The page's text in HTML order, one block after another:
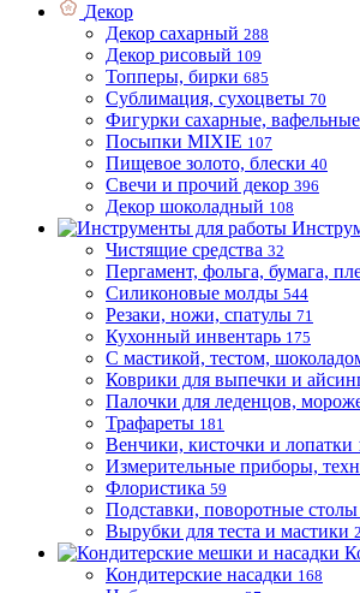
Декор
Декор сахарный 288
Декор рисовый 109
Топперы, бирки 685
Сублимация, сухоцветы 70
Фигурки сахарные, вафельные
Посыпки MIXIE 107
Пищевое золото, блески 40
Свечи и прочий декор 396
Декор шоколадный 108
Чистящие средства 32
Пергамент, фольга, бумага,
Силиконовые молды 544
Резаки, ножи, спатулы 71
Кухонный инвентарь 175
С мастикой, тестом,
Коврики для выпечки и
Палочки для леденцов,
Трафареты 181
Венчики, кисточки и лопатки
Измерительные приборы,
Флористика 59
Подставки, поворотные столы
Вырубки для теста и мастики
Кондитерские насадки 168